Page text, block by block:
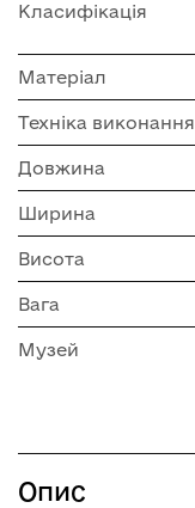
Класифікація
Матеріал
Техніка виконання
Довжина
Ширина
Висота
Вага
Музей
Опис